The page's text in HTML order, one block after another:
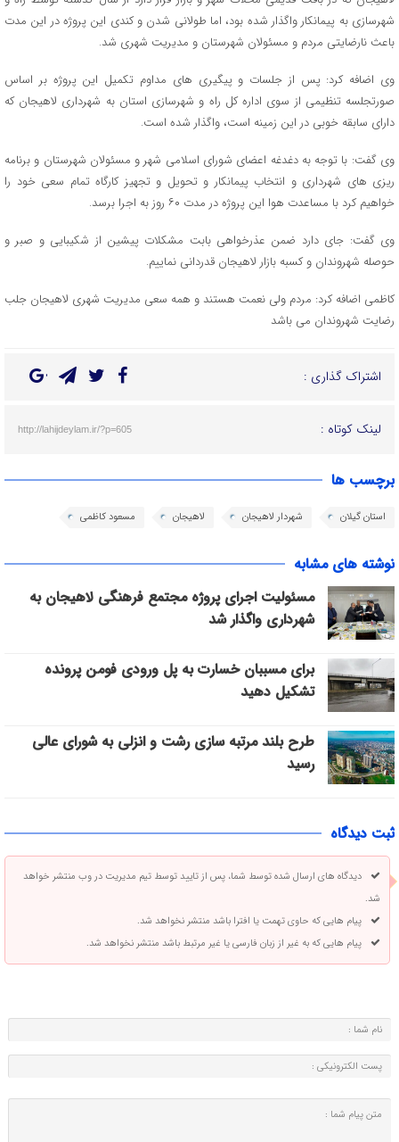
شهرسازی به پیمانکار واگذار شده بود، اما طولانی شدن و کندی این پروژه در این مدت
باعث نارضایتی مردم و مسئولان شهرستان و مدیریت شهری شد.
وی اضافه کرد: پس از جلسات و پیگیری های مداوم تکمیل این پروژه بر اساس
صورتجلسه تنظیمی از سوی اداره کل راه و شهرسازی استان به شهرداری لاهیجان که
دارای سابقه خوبی در این زمینه است، واگذار شده است.
وی گفت: با توجه به دغدغه اعضای شورای اسلامی شهر و مسئولان شهرستان و برنامه
ریزی های شهرداری و انتخاب پیمانکار و تحویل و تجهیز کارگاه تمام سعی خود را
خواهیم کرد با مساعدت هوا این پروژه در مدت ۶۰ روز به اجرا برسد.
وی گفت: جای دارد ضمن عذرخواهی بابت مشکلات پیشین از شکیبایی و صبر و
حوصله شهروندان و کسبه بازار لاهیجان قدردانی نماییم.
کاظمی اضافه کرد: مردم ولی نعمت هستند و همه سعی مدیریت شهری لاهیجان جلب
رضایت شهروندان می باشد
اشتراک گذاری :
لینک کوتاه : http://lahijdeylam.ir/?p=605
برچسب ها
استان گیلان شهردار لاهیجان لاهیجان مسعود کاظمی
نوشته های مشابه
مسئولیت اجرای پروژه مجتمع فرهنگی لاهیجان به
شهرداری واگذار شد
برای مسببان خسارت به پل ورودی فومن پرونده
تشکیل دهید
طرح بلند مرتبه‌ سازی رشت و انزلی به شورای عالی
رسید
ثبت دیدگاه
دیدگاه های ارسال شده توسط شما، پس از تایید توسط تیم مدیریت در وب منتشر خواهد
شد.
پیام هایی که حاوی تهمت یا افترا باشد منتشر نخواهد شد.
پیام هایی که به غیر از زبان فارسی یا غیر مرتبط باشد منتشر نخواهد شد.